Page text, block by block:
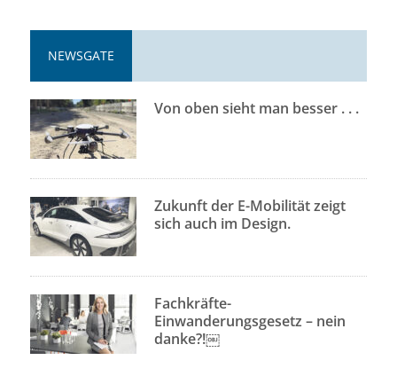
NEWSGATE
Von oben sieht man besser . . .
Zukunft der E-Mobilität zeigt
sich auch im Design.
Fachkräfte-
Einwanderungsgesetz – nein
danke?!￼